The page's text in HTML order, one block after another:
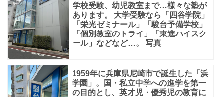
習
サ
ポ
ー
ト。」
だ
学校受験、幼児教室まで…様々な塾が
あります。 大学受験なら「四谷学院」
「栄光ゼミナール」「駿台予備学校」
「個別教室のトライ」「東進ハイスク
ール」などなど…。 写真
1959年に兵庫県尼崎市で誕生した「浜
学園」。国・私立中学への進学を第一
の目的とし、英才児・優秀児の教育に